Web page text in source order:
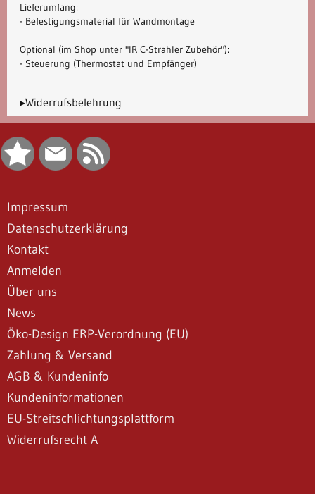
Lieferumfang:
- Befestigungsmaterial für Wandmontage
Optional (im Shop unter "IR C-Strahler Zubehör"):
- Steuerung (Thermostat und Empfänger)
▸Widerrufsbelehrung
Impressum
Datenschutzerklärung
Kontakt
Anmelden
Über uns
News
Öko-Design ERP-Verordnung (EU)
Zahlung & Versand
AGB & Kundeninfo
Kundeninformationen
EU-Streitschlichtungsplattform
Widerrufsrecht A